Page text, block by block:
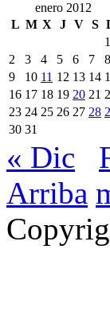
enero 2012
L M X J V S
1
2
3 4 5 6 7
8
9
10 11 12 13 14
16 17 18 19 20 21
23 24 25 26 27 28
30 31
« Dic
Arriba